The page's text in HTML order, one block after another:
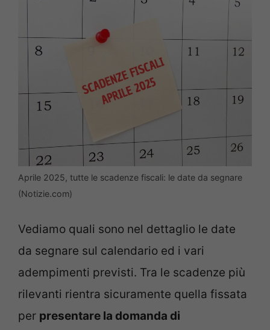
Aprile 2025, tutte le scadenze fiscali: le date da segnare
(Notizie.com)
Vediamo quali sono nel dettaglio le date
da segnare sul calendario ed i vari
adempimenti previsti. Tra le scadenze più
rilevanti rientra sicuramente quella fissata
per presentare la domanda di